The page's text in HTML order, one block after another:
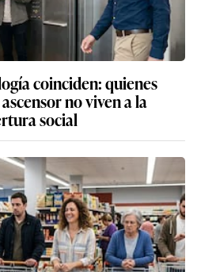
coinciden: quienes
no viven a la
social